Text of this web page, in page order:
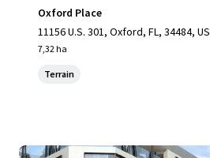
Oxford Place
11156 U.S. 301, Oxford, FL, 34484, US
7,32 ha
Terrain